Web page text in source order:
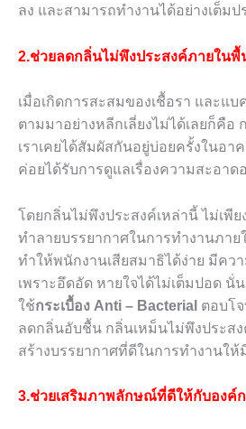
ลง และสามารถทำงานได้อย่างเต็ม
2.ช่วยลดกลิ่นไม่พึงประสงค์ภายใน
เมื่อเกิดการสะสมของเชื้อรา และแบ
ตามมาอย่างหลีกเลี่ยงไม่ได้เลยก็คือ
เราเคยได้สัมผัสกันอยู่บ่อยครั้งในอา
ค่อยได้รับการดูแลเรื่องความสะอาด
โดยกลิ่นไม่พึงประสงค์เหล่านี้ ไม่เพี
ทำลายบรรยากาศในการทำงานภา
ทำให้พนักงานเสียสมาธิได้ง่าย มีคว
เพราะอึดอัด หายใจได้ไม่เต็มปอด นั่น
ใช้กระเบื้อง Anti – Bacterial ตอบโ
ลดกลิ่นอับชื้น กลิ่นเหม็นไม่พึงประสง
สร้างบรรยากาศที่ดีในการทำงานใ
3.ช่วยเสริมภาพลักษณ์ที่ดีให้กับองค์